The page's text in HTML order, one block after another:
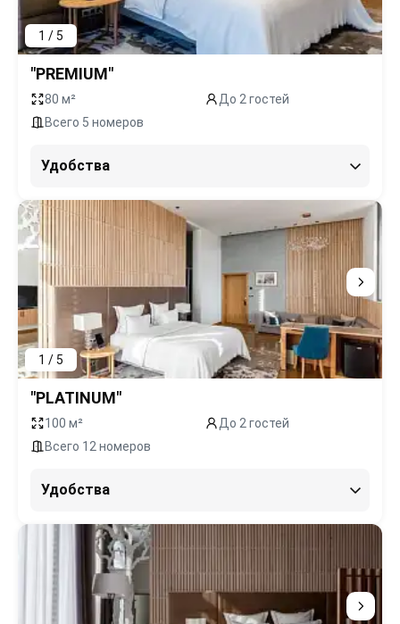
1 / 5
"PREMIUM"
80 м²
До 2 гостей
Всего 5 номеров
Удобства
1 / 5
"PLATINUM"
100 м²
До 2 гостей
Всего 12 номеров
Удобства